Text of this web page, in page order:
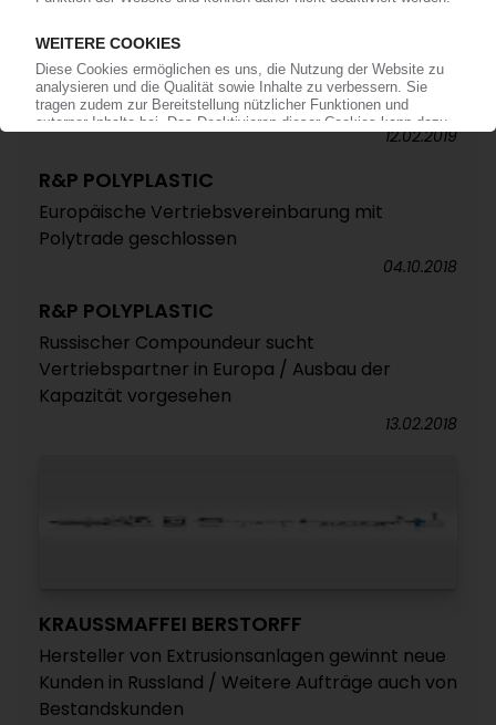
schwer mit dem Export / Ausstoß wächst /
Absatz aber vornehmlich im eigenen Land /
Produktion von LFT-Materialien
12.02.2019
R&P POLYPLASTIC
Europäische Vertriebsvereinbarung mit
Polytrade geschlossen
04.10.2018
R&P POLYPLASTIC
Russischer Compoundeur sucht
Vertriebspartner in Europa / Ausbau der
Kapazität vorgesehen
13.02.2018
KRAUSSMAFFEI BERSTORFF
Hersteller von Extrusionsanlagen gewinnt neue
Kunden in Russland / Weitere Aufträge auch von
Bestandskunden